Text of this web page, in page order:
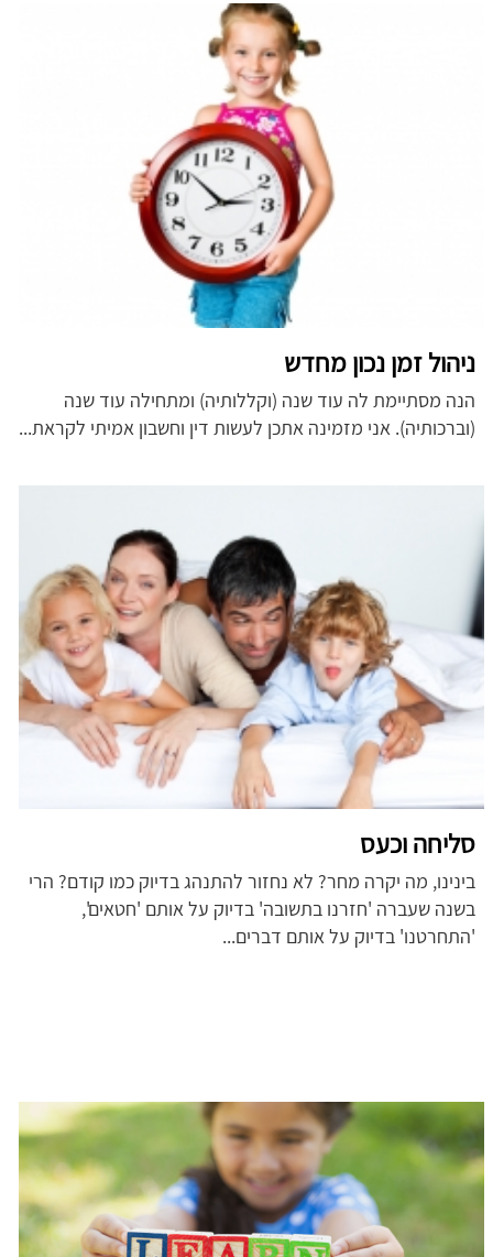
ניהול זמן נכון מחדש
הנה מסתיימת לה עוד שנה (וקללותיה) ומתחילה עוד שנה
(וברכותיה). אני מזמינה אתכן לעשות דין וחשבון אמיתי לקראת...
סליחה וכעס
בינינו, מה יקרה מחר? לא נחזור להתנהג בדיוק כמו קודם? הרי
בשנה שעברה 'חזרנו בתשובה' בדיוק על אותם 'חטאים',
'התחרטנו' בדיוק על אותם דברים...